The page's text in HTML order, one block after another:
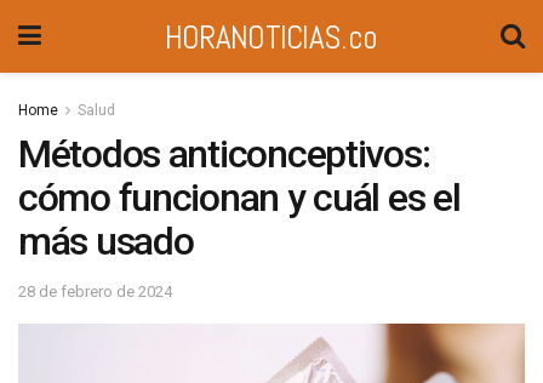
HORANOTICIAS.co
Home Salud
Métodos anticonceptivos:
cómo funcionan y cuál es el
más usado
28 de febrero de 2024